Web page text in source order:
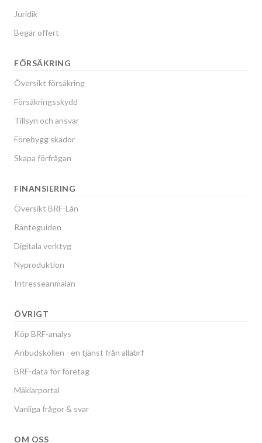
Juridik
Begär offert
FÖRSÄKRING
Översikt försäkring
Försäkringsskydd
Tillsyn och ansvar
Förebygg skador
Skapa förfrågan
FINANSIERING
Översikt BRF-Lån
Ränteguiden
Digitala verktyg
Nyproduktion
Intresseanmälan
ÖVRIGT
Köp BRF-analys
Anbudskollen - en tjänst från allabrf
BRF-data för företag
Mäklarportal
Vanliga frågor & svar
OM OSS